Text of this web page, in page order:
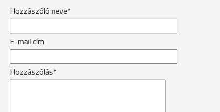
Hozzászóló neve*
E-mail cím
Hozzászólás*